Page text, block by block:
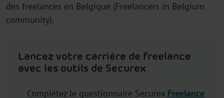
des freelances en Belgique (Freelancers in Belgium
community).
Lancez votre carrière de freelance
avec les outils de Securex
Complétez le questionnaire Securex Freelance